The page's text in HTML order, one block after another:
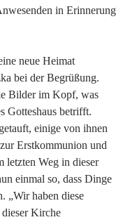
in Erinnerung
neue Heimat
bei der Begrüßung.
Bilder im Kopf, was
Gotteshaus betrifft.
einige von ihnen
Erstkommunion und
letzten Weg in dieser
einmal so, dass Dinge
„Wir haben diese
Kirche